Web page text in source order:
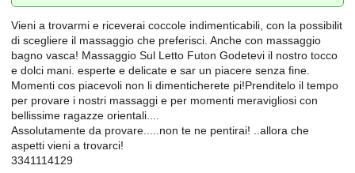
Vieni a trovarmi e riceverai coccole indimenticabili, con la possibilit
di scegliere il massaggio che preferisci. Anche con massaggio
bagno vasca! Massaggio Sul Letto Futon Godetevi il nostro tocco
e dolci mani. esperte e delicate e sar un piacere senza fine.
Momenti cos piacevoli non li dimenticherete pi!Prenditelo il tempo
per provare i nostri massaggi e per momenti meravigliosi con
bellissime ragazze orientali....
Assolutamente da provare.....non te ne pentirai! ..allora che
aspetti vieni a trovarci!
3341114129